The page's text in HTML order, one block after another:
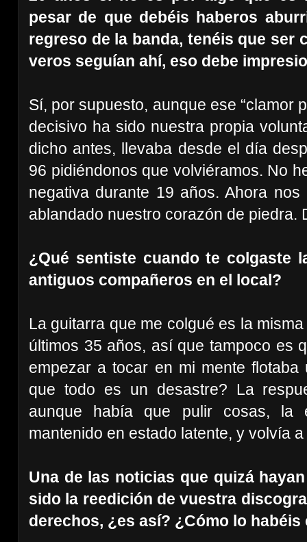
pesar de que debéis haberos
regreso de la banda, tenéis que ser
veros seguían ahí, eso debe
Sí, por supuesto, aunque ese “clamor
decisivo ha sido nuestra propia
dicho antes, llevaba desde el día
96 pidiéndonos que volviéramos. No
negativa durante 19 años. Ahora
ablandado nuestro corazón de piedra.
¿Qué sentiste cuando te colgaste
antiguos compañeros en el local?
La guitarra que me colgué es la
últimos 35 años, así que tampoco es
empezar a tocar en mi mente
que todo es un desastre? La
aunque había que pulir cosas,
mantenido en estado latente, y volvía
Una de las noticias que quizá
sido la reedición de vuestra
derechos, ¿es así? ¿Cómo lo